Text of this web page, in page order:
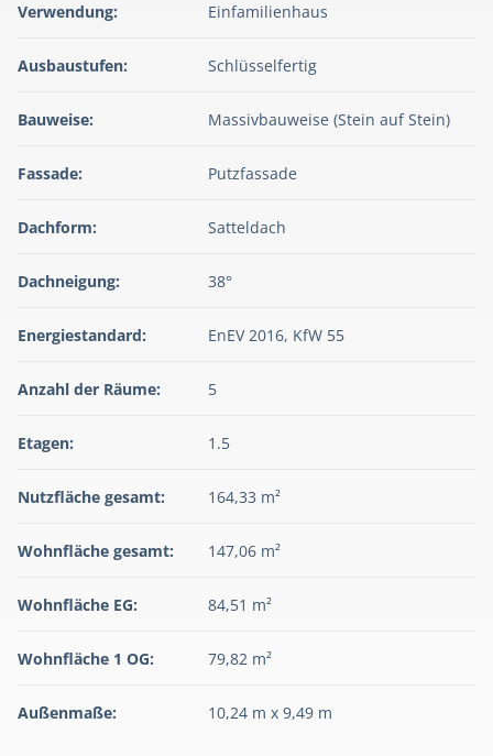
Verwendung: Einfamilienhaus
Ausbaustufen: Schlüsselfertig
Bauweise: Massivbauweise (Stein auf Stein)
Fassade: Putzfassade
Dachform: Satteldach
Dachneigung: 38°
Energiestandard: EnEV 2016, KfW 55
Anzahl der Räume: 5
Etagen: 1.5
Nutzfläche gesamt: 164,33 m²
Wohnfläche gesamt: 147,06 m²
Wohnfläche EG: 84,51 m²
Wohnfläche 1 OG: 79,82 m²
Außenmaße: 10,24 m x 9,49 m